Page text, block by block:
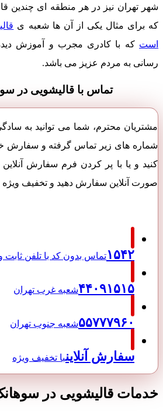
شهر تهران نیز در هر منطقه ای چندین
که برای مثال یکی از آن ها شعبه ی
است که با کادری مجرب و آموزش
رسانی به مردم عزیز می باشد.
تماس با قالیشویی در
مشتریان محترم، شما می توانید به
شماره های زیر تماس گرفته و سفارش
کنید و یا با پر کردن فرم سفارش
صورت آنلاین سفارش دهید و تخفیف ویژه
۱۵۴۲تماس بدون کد با تلفن ثابت
۴۴۰۹۱۵۱۵شعبه غرب تهران
۵۵۷۷۷۹۶۰شعبه جنوب تهران
سفارش آنلاینبا تخفیف ویژه
خدمات قالیشویی در